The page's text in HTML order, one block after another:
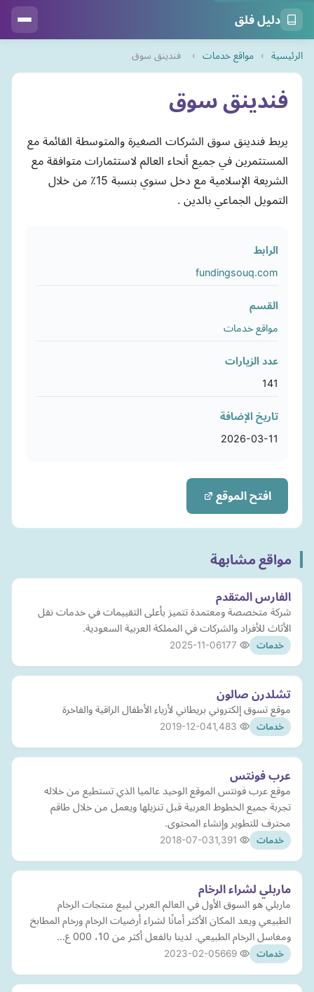
دليل فلق
الرئيسية › مواقع خدمات › فندينق سوق
فندينق سوق
يربط فندينق سوق الشركات الصغيرة والمتوسطة القائمة مع
المستثمرين في جميع أنحاء العالم لاستثمارات متوافقة مع
الشريعة الإسلامية مع دخل سنوي بنسبة 15٪ من خلال
التمويل الجماعي بالدين .
الرابط
fundingsouq.com
القسم
مواقع خدمات
عدد الزيارات
141
تاريخ الإضافة
2026-03-11
افتح الموقع
مواقع مشابهة
الفارس المتقدم
شركة متخصصة ومعتمدة تتميز بأعلى التقييمات في خدمات نقل
الأثاث للأفراد والشركات في المملكة العربية السعودية.
خدمات 2025-11-06
تشلدرن صالون
موقع تسوق إلكتروني بريطاني لأزياء الأطفال الراقية والفاخرة
خدمات 2019-12-04
عرب فونتس
موقع عرب فونتس الموقع الوحيد عالميا الذي تستطيع من خلاله
تجربة جميع الخطوط العربية قبل تنزيلها ويعمل من خلال طاقم
محترف للتطوير وإنشاء المحتوى.
خدمات 2018-07-03
ماربلي لشراء الرخام
ماربلي هو السوق الأول في العالم العربي لبيع منتجات الرخام
الطبيعي ويعد المكان الأكثر أمانًا لشراء أرضيات الرخام ورخام المطابخ
ومغاسل الرخام الطبيعي. لدينا بالفعل أكثر من 10، 000 ع…
خدمات 2023-02-05